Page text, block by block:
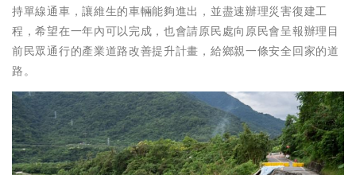
持單線通車，讓維生的車輛能夠進出，並盡速辦理災害復建工
程，希望在一年內可以完成，也會請原民處向原民會呈報辦理目
前民眾通行的產業道路改善提升計畫，給鄉親一條安全回家的道
路。